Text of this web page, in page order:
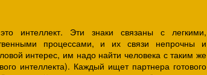
Эти знаки связаны с легкими,
процессами, и их связи непрочны и
интерес, им надо найти человека с таким же
интеллекта). Каждый ищет партнера готового